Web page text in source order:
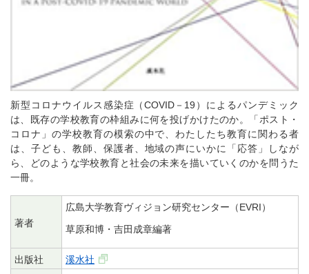
新型コロナウイルス感染症（COVID－19）によるパンデミック
は、既存の学校教育の枠組みに何を投げかけたのか。「ポスト・
コロナ」の学校教育の模索の中で、わたしたち教育に関わる者
は、子ども、教師、保護者、地域の声にいかに「応答」しなが
ら、どのような学校教育と社会の未来を描いていくのかを問うた
一冊。
著者
広島大学教育ヴィジョン研究センター（EVRI）
草原和博・吉田成章編著
出版社
溪水社